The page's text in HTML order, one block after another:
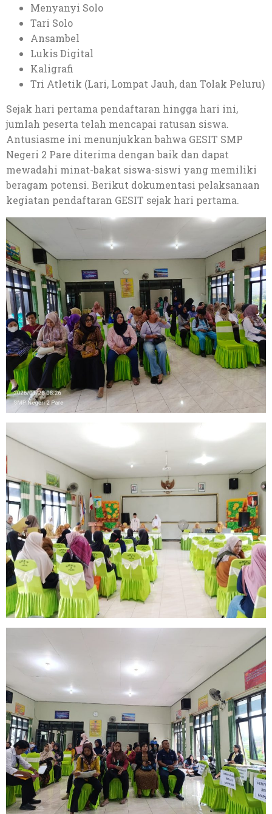
Menyanyi Solo
Tari Solo
Ansambel
Lukis Digital
Kaligrafi
Tri Atletik (Lari, Lompat Jauh, dan Tolak Peluru)
Sejak hari pertama pendaftaran hingga hari ini,
jumlah peserta telah mencapai ratusan siswa.
Antusiasme ini menunjukkan bahwa GESIT SMP
Negeri 2 Pare diterima dengan baik dan dapat
mewadahi minat-bakat siswa-siswi yang memiliki
beragam potensi. Berikut dokumentasi pelaksanaan
kegiatan pendaftaran GESIT sejak hari pertama.